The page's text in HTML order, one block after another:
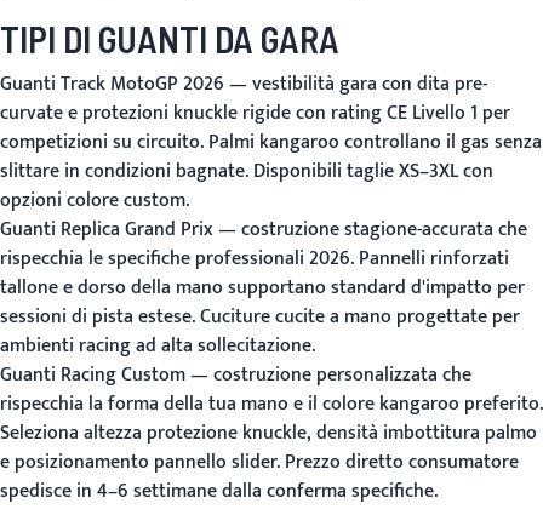
TIPI DI GUANTI DA GARA
Guanti Track MotoGP 2026— vestibilità gara con dita pre-
curvate e protezioni knuckle rigide con rating CE Livello 1 per
competizioni su circuito. Palmi kangaroo controllano il gas senza
slittare in condizioni bagnate. Disponibili taglie XS–3XL con
opzioni colore custom.
Guanti Replica Grand Prix— costruzione stagione-accurata che
rispecchia le specifiche professionali 2026. Pannelli rinforzati
tallone e dorso della mano supportano standard d'impatto per
sessioni di pista estese. Cuciture cucite a mano progettate per
ambienti racing ad alta sollecitazione.
Guanti Racing Custom— costruzione personalizzata che
rispecchia la forma della tua mano e il colore kangaroo preferito.
Seleziona altezza protezione knuckle, densità imbottitura palmo
e posizionamento pannello slider. Prezzo diretto consumatore
spedisce in 4–6 settimane dalla conferma specifiche.